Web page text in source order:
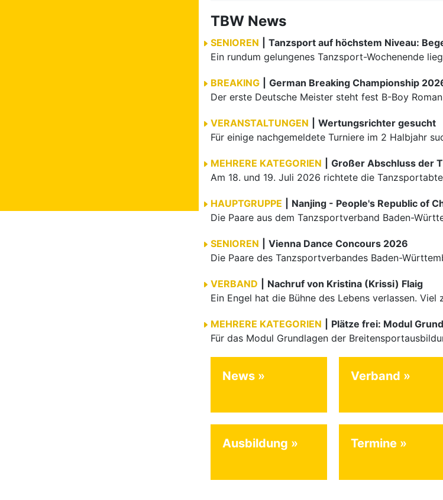
TBW News
SENIOREN
BREAKING
German Breaking Championship
VERANSTALTUNGEN
Wertungsrichter gesucht
MEHRERE KATEGORIEN
Großer Abschluss der
HAUPTGRUPPE
Nanjing - People's Republic of
SENIOREN
Vienna Dance Concours 2026
VERBAND
Nachruf von Kristina (Krissi) Flaig
MEHRERE KATEGORIEN
Plätze frei: Modul
News Verband
Ausbildung Termine